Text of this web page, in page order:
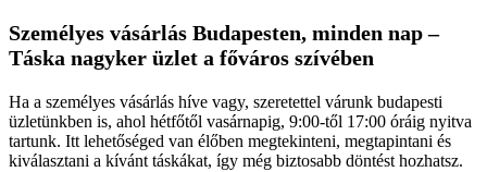
Személyes vásárlás Budapesten, minden nap –
Táska nagyker üzlet a főváros szívében
Ha a személyes vásárlás híve vagy, szeretettel várunk budapesti
üzletünkben is, ahol hétfőtől vasárnapig, 9:00-től 17:00 óráig nyitva
tartunk. Itt lehetőséged van élőben megtekinteni, megtapintani és
kiválasztani a kívánt táskákat, így még biztosabb döntést hozhatsz.